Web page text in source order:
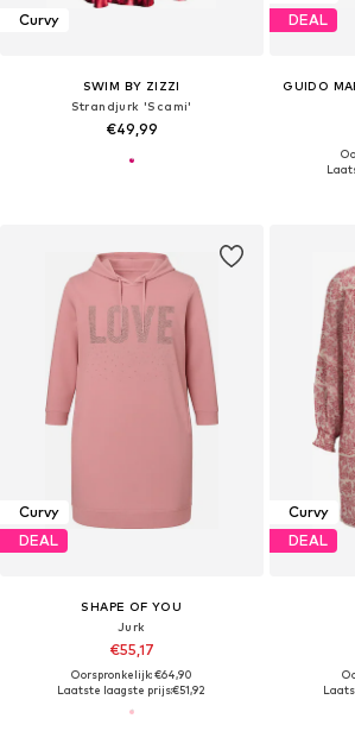
Curvy
SWIM BY ZIZZI
Strandjurk 'Scami'
€49,99
DEAL
GUIDO
Curvy
DEAL
SHAPE OF YOU
Jurk
€55,17
Oorspronkelijk: €64,90
Laatste laagste prijs:€51,92
Curvy
DEAL